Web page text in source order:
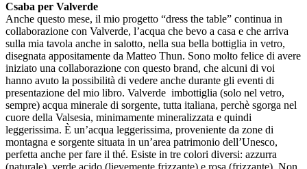
Csaba per Valverde
Anche questo mese, il mio progetto “dress the table” continua in
collaborazione con Valverde, l’acqua che bevo a casa e che arriva
sulla mia tavola anche in salotto, nella sua bella bottiglia in vetro,
disegnata appositamente da Matteo Thun. Sono molto felice di avere
iniziato una collaborazione con questo brand, che alcuni di voi
hanno avuto la possibilità di vedere anche durante gli eventi di
presentazione del mio libro. Valverde imbottiglia (solo nel vetro,
sempre) acqua minerale di sorgente, tutta italiana, perchè sgorga nel
cuore della Valsesia, minimamente mineralizzata e quindi
leggerissima. È un’acqua leggerissima, proveniente da zone di
montagna e sorgente situata in un’area patrimonio dell’Unesco,
perfetta anche per fare il thé. Esiste in tre colori diversi: azzurra